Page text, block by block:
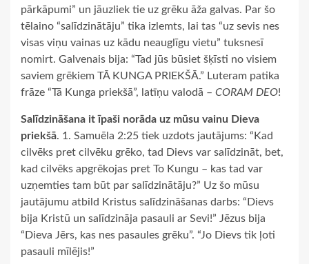
pārkāpumi” un jāuzliek tie uz grēku āža galvas. Par šo
tēlaino “salīdzinātāju” tika izlemts, lai tas “uz sevis nes
visas viņu vainas uz kādu neauglīgu vietu” tuksnesī
nomirt. Galvenais bija: “Tad jūs būsiet šķīsti no visiem
saviem grēkiem TĀ KUNGA PRIEKŠĀ.” Luteram patika
frāze “Tā Kunga priekšā”, latīņu valodā – CORAM DEO!
Salīdzināšana it īpaši norāda uz mūsu vainu Dieva
priekšā. 1. Samuēla 2:25 tiek uzdots jautājums: “Kad
cilvēks pret cilvēku grēko, tad Dievs var salīdzināt, bet,
kad cilvēks apgrēkojas pret To Kungu – kas tad var
uzņemties tam būt par salīdzinātāju?” Uz šo mūsu
jautājumu atbild Kristus salīdzināšanas darbs: “Dievs
bija Kristū un salīdzināja pasauli ar Sevi!” Jēzus bija
“Dieva Jērs, kas nes pasaules grēku”. “Jo Dievs tik ļoti
pasauli mīlējis!”